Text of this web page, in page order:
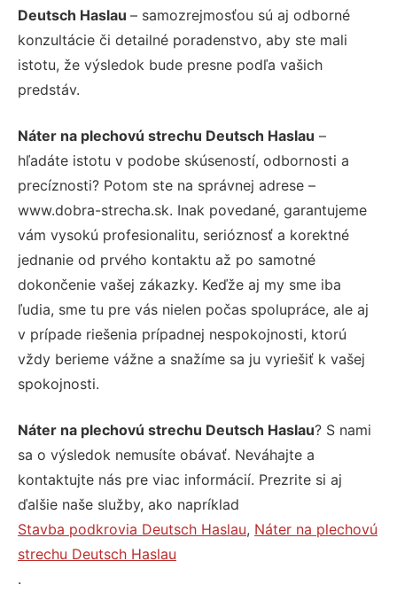
Deutsch Haslau – samozrejmosťou sú aj odborné
konzultácie či detailné poradenstvo, aby ste mali
istotu, že výsledok bude presne podľa vašich
predstáv.
Náter na plechovú strechu Deutsch Haslau –
hľadáte istotu v podobe skúseností, odbornosti a
precíznosti? Potom ste na správnej adrese –
www.dobra-strecha.sk. Inak povedané, garantujeme
vám vysokú profesionalitu, serióznosť a korektné
jednanie od prvého kontaktu až po samotné
dokončenie vašej zákazky. Keďže aj my sme iba
ľudia, sme tu pre vás nielen počas spolupráce, ale aj
v prípade riešenia prípadnej nespokojnosti, ktorú
vždy berieme vážne a snažíme sa ju vyriešiť k vašej
spokojnosti.
Náter na plechovú strechu Deutsch Haslau? S nami
sa o výsledok nemusíte obávať. Neváhajte a
kontaktujte nás pre viac informácií. Prezrite si aj
ďalšie naše služby, ako napríklad
Stavba podkrovia Deutsch Haslau, Náter na plechovú
strechu Deutsch Haslau
.